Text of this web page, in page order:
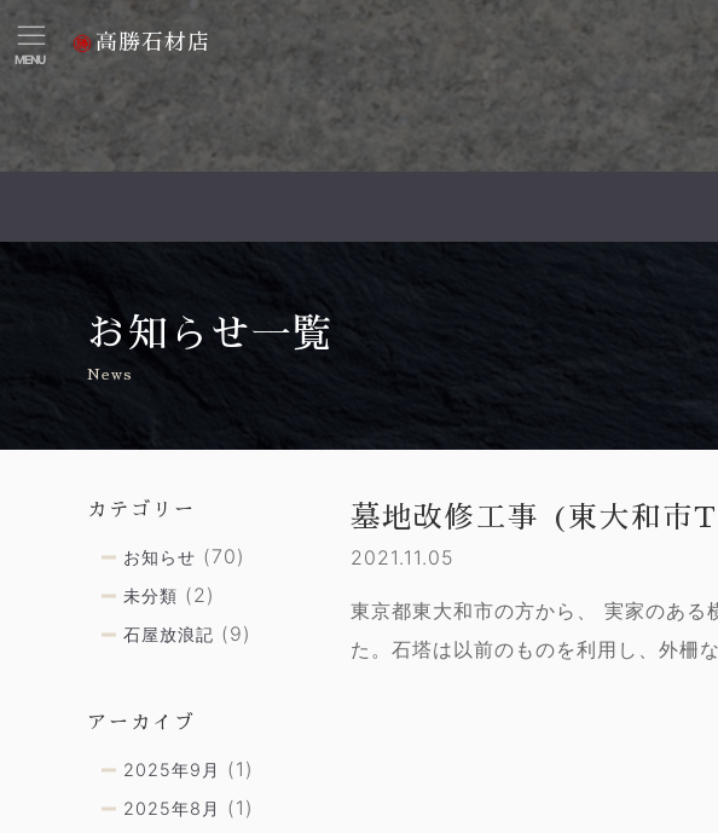
MENU
高勝石材店
お知らせ一覧
News
墓地改修工事 (東大和市
2021.11.05
東京都東大和市の方から、 実家のある
た。石塔は以前のものを利用し、外柵
カテゴリー
お知らせ (70)
未分類 (2)
石屋放浪記 (9)
アーカイブ
2025年9月 (1)
2025年8月 (1)